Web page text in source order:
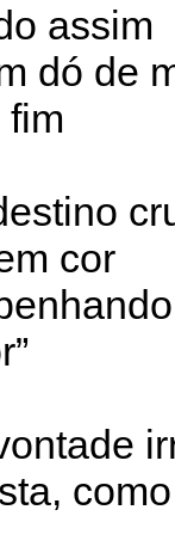
assim
dó de
cor